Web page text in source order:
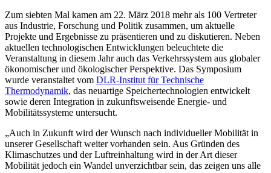
Zum siebten Mal kamen am 22. März 2018 mehr als 100 Vertreter
aus Industrie, Forschung und Politik zusammen, um aktuelle
Projekte und Ergebnisse zu präsentieren und zu diskutieren. Neben
aktuellen technologischen Entwicklungen beleuchtete die
Veranstaltung in diesem Jahr auch das Verkehrssystem aus globaler
ökonomischer und ökologischer Perspektive. Das Symposium
wurde veranstaltet vom DLR-Institut für Technische
Thermodynamik, das neuartige Speichertechnologien entwickelt
sowie deren Integration in zukunftsweisende Energie- und
Mobilitätssysteme untersucht.
„Auch in Zukunft wird der Wunsch nach individueller Mobilität in
unserer Gesellschaft weiter vorhanden sein. Aus Gründen des
Klimaschutzes und der Luftreinhaltung wird in der Art dieser
Mobilität jedoch ein Wandel unverzichtbar sein, das zeigen uns alle